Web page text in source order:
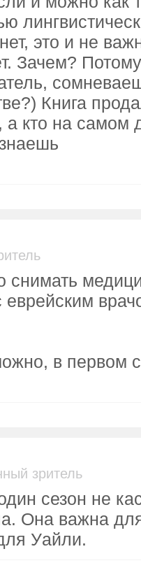
это и не
Зачем?
Книга
а кто на самом
снимать
еврейским
в первом
зритель
сезон не
Она важна
Уайли.